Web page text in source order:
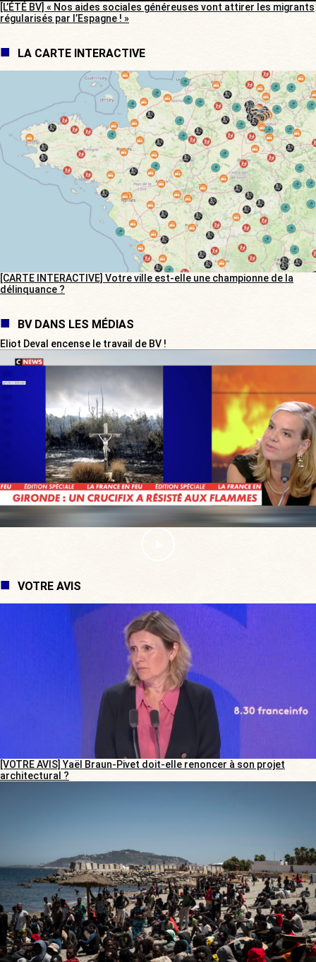
[L’ÉTÉ BV] « Nos aides sociales généreuses vont attirer les migrants
régularisés par l’Espagne ! »
LA CARTE INTERACTIVE
[CARTE INTERACTIVE] Votre ville est-elle une championne de la
délinquance ?
BV DANS LES MÉDIAS
Eliot Deval encense le travail de BV !
VOTRE AVIS
[VOTRE AVIS] Yaël Braun-Pivet doit-elle renoncer à son projet
architectural ?